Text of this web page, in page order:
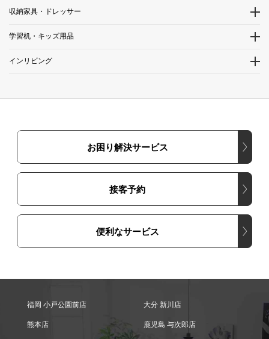
収納家具・ドレッサー
学習机・キッズ用品
インリビング
お困り解決サービス
接客予約
便利なサービス
福岡 小戸公園前店 大分 新川店
熊本店 鹿児島 与次郎店